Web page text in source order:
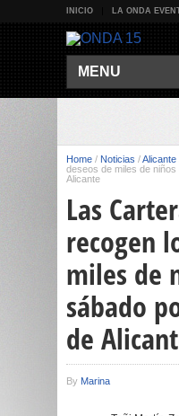
INICIO LA ONDA
MENU
Home / Noticias /Alicante
deseos de miles de
Alicante
Las
recogen
miles de
sábado
de
By Marina